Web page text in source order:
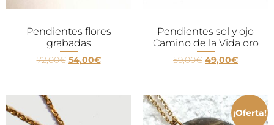
Pendientes flores
grabadas
72,00€ 54,00€
Pendientes sol y ojo
Camino de la Vida oro
59,00€ 49,00€
¡Oferta!